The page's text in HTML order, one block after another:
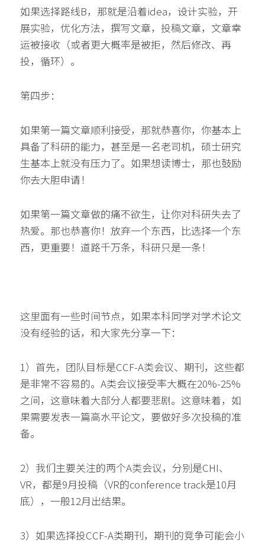
如果选择路线B，那就是沿着idea，设计实验，开
展实验，优化方法，撰写文章，投稿文章，文章幸
运被接收（或者更大概率是被拒，然后修改、再
投，循环）。
第四步：
如果第一篇文章顺利接受，那就恭喜你，你基本上
具备了科研的能力，甚至是一名老司机，硕士研究
生基本上就没有压力了。如果想读博士，那也鼓励
你去大胆申请！
如果第一篇文章做的痛不欲生，让你对科研失去了
热爱。那也恭喜你！放弃一个东西，比选择一个东
西，更重要！道路千万条，科研只是一条！
这里面有一些时间节点，如果本科同学对学术论文
没有经验的话，和大家先分享一下：
1）首先，团队目标是CCF-A类会议、期刊，这些都
是非常不容易的。A类会议接受率大概在20%-25%
之间，这意味着大部分人都要悲剧。这意味着，如
果需要发表一篇高水平论文，要做好多次投稿的准
备。
2）我们主要关注的两个A类会议，分别是CHI、
VR，都是9月投稿（VR的conference track是10月
底），一般12月出结果。
3）如果选择投CCF-A类期刊，期刊的竞争可能会小